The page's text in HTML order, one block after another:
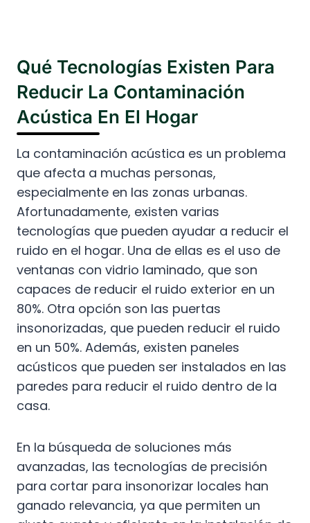
Qué Tecnologías Existen Para
Reducir La Contaminación
Acústica En El Hogar
La contaminación acústica es un problema
que afecta a muchas personas,
especialmente en las zonas urbanas.
Afortunadamente, existen varias
tecnologías que pueden ayudar a reducir el
ruido en el hogar. Una de ellas es el uso de
ventanas con vidrio laminado, que son
capaces de reducir el ruido exterior en un
80%. Otra opción son las puertas
insonorizadas, que pueden reducir el ruido
en un 50%. Además, existen paneles
acústicos que pueden ser instalados en las
paredes para reducir el ruido dentro de la
casa.
En la búsqueda de soluciones más
avanzadas, las tecnologías de precisión
para cortar para insonorizar locales han
ganado relevancia, ya que permiten un